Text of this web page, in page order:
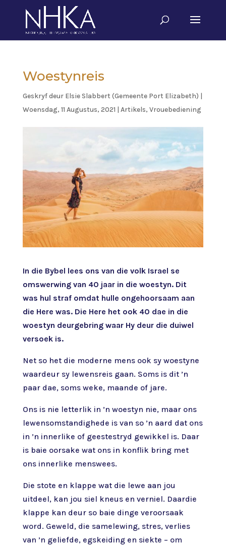
Woestynreis
Geskryf deur Elsie Slabbert (Gemeente Port Elizabeth) |
Woensdag, 11 Augustus, 2021 | Artikels, Vrouebediening
In die Bybel lees ons van die volk Israel se
omswerwing van 40 jaar in die woestyn. Dit
was hul straf omdat hulle ongehoorsaam aan
die Here was. Die Here het ook 40 dae in die
woestyn deurgebring waar Hy deur die duiwel
versoek is.
Net so het die moderne mens ook sy woestyne
waardeur sy lewensreis gaan. Soms is dit ’n
paar dae, soms weke, maande of jare.
Ons is nie letterlik in ’n woestyn nie, maar ons
lewensomstandighede is van so ’n aard dat ons
in ’n innerlike of geestestryd gewikkel is. Daar
is baie oorsake wat ons in konflik bring met
ons innerlike menswees.
Die stote en klappe wat die lewe aan jou
uitdeel, kan jou siel kneus en verniel. Daardie
klappe kan deur so baie dinge veroorsaak
word. Geweld, die samelewing, stres, verlies
van ’n geliefde, egskeiding en siekte – om